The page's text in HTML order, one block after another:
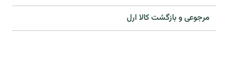
مرجوعی و بازگشت کالا ارل​